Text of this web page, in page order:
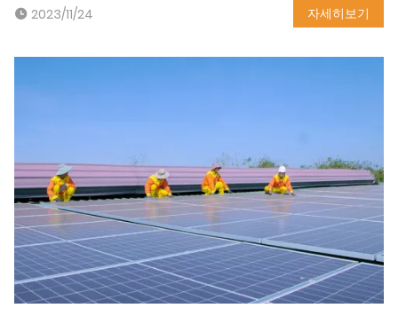
2023/11/24 자세히보기